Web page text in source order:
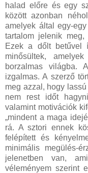
halad előre és egy
között azonban
amelyek által egy-
tartalom jelenik
Ezek a dőlt betűvel
minősültek,
borzalmas világba.
izgalmas. A szerző
meg azzal, hogy
nem rest időt
valamint motivációk
„mindent a maga
rá. A sztori ennek
felépített és
minimális megülés-
jelenetben van,
véleményem szerint